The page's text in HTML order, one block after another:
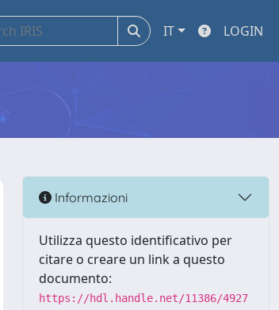
IT LOGIN
Informazioni
Utilizza questo identificativo per
citare o creare un link a questo
documento:
https://hdl.handle.net/11386/4927